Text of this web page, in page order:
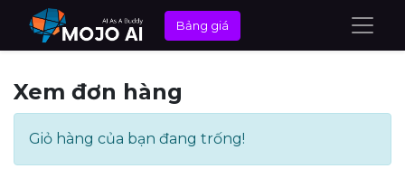
Bảng giá
Xem đơn hàng
Giỏ hàng của bạn đang trống!